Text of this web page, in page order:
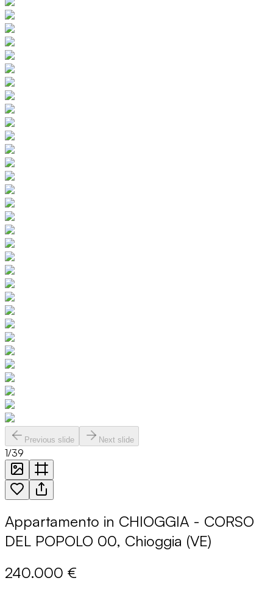
Previous slide Next slide
1/39
Appartamento in CHIOGGIA - CORSO
DEL POPOLO 00, Chioggia (VE)
240.000 €